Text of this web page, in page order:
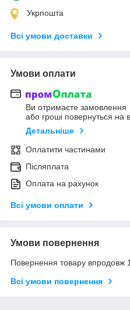
Укрпошта
Всі умови доставки
Умови оплати
Ви отримаєте замовлення
або гроші повернуться на
Детальніше
Оплатити частинами
Післяплата
Оплата на рахунок
Всі умови оплати
Умови повернення
Повернення товару впродовж
Всі умови повернення